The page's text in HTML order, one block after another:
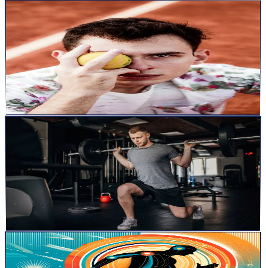
articles9 sept. 2024
Impact de l&rsquo;entraînement des compétences
visuelles sur la performance au baseball : Synthèse
des recherches actuelles
Dans le sport du baseball, la vision joue un rôle crucial dans la
performance, en particulier pour les frappeurs qui doi...
Lire la suite
articles16 mai 20244
Optimisation de l&rsquo;Entraînement en Sports
Collectifs : Comparaison entre les Méthodes
Complexes et de Contraste
Introduction à l&rsquo;entraînement CPX et CNT : Maximiser la
Performance dans les Sports d&rsquo;Équipe L&rsquo;amélior...
articles4 avr. 202410min
Réathlétisation: Au-delà du retour au jeu